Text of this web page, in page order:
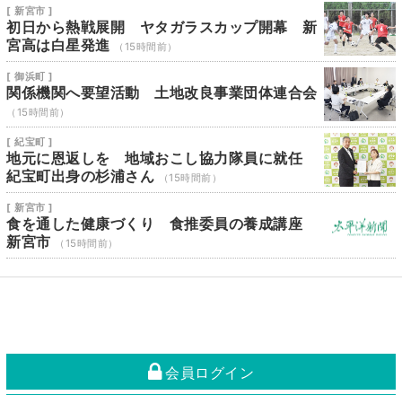
[ 新宮市 ]
初日から熱戦展開 ヤタガラスカップ開幕 新
宮高は白星発進
（15時間前）
[ 御浜町 ]
関係機関へ要望活動 土地改良事業団体連合会
（15時間前）
[ 紀宝町 ]
地元に恩返しを 地域おこし協力隊員に就任
紀宝町出身の杉浦さん
（15時間前）
[ 新宮市 ]
食を通した健康づくり 食推委員の養成講座
新宮市
（15時間前）
会員ログイン